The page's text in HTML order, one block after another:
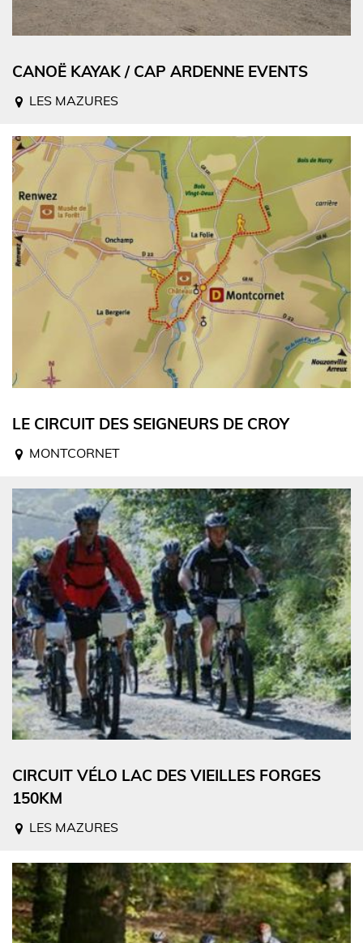
CANOË KAYAK / CAP ARDENNE EVENTS
LES MAZURES
LE CIRCUIT DES SEIGNEURS DE CROY
MONTCORNET
CIRCUIT VÉLO LAC DES VIEILLES FORGES
150KM
LES MAZURES